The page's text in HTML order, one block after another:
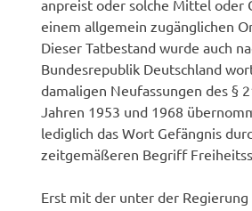
anpreist oder solche Mittel oder
einem allgemein zugänglichen
Dieser Tatbestand wurde auch
Bundesrepublik Deutschland
damaligen Neufassungen des §
Jahren 1953 und 1968
lediglich das Wort Gefängnis
zeitgemäßeren Begriff
Erst mit der unter der Regierung